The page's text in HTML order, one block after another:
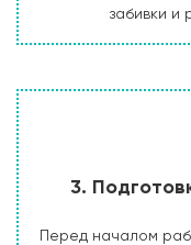
забивки и
3.
Перед началом